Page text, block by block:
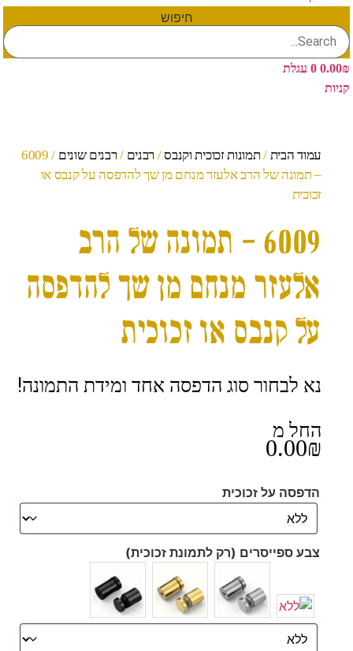
חיפוש
0.00₪
0 עגלת
קניות
עמוד הבית /תמונות זכוכית וקנבס/ רבנים / רבנים שונים
/ 6009
– תמונה של הרב אלעזר מנחם מן שך להדפסה על קנבס או
זכוכית
6009 – תמונה של הרב
אלעזר מנחם מן שך להדפסה
על קנבס או זכוכית
נא לבחור סוג הדפסה אחד ומידת התמונה!
החל מ
0.00₪
הדפסה על זכוכית
צבע ספייסרים (רק לתמונת זכוכית)